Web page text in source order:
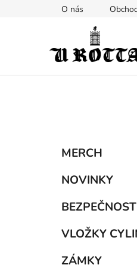
O nás
Přeskočit
kategorie
MERCH
NOVINKY
VLOŽKY
ZÁMKY